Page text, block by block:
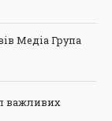
Медіа Група
важливих